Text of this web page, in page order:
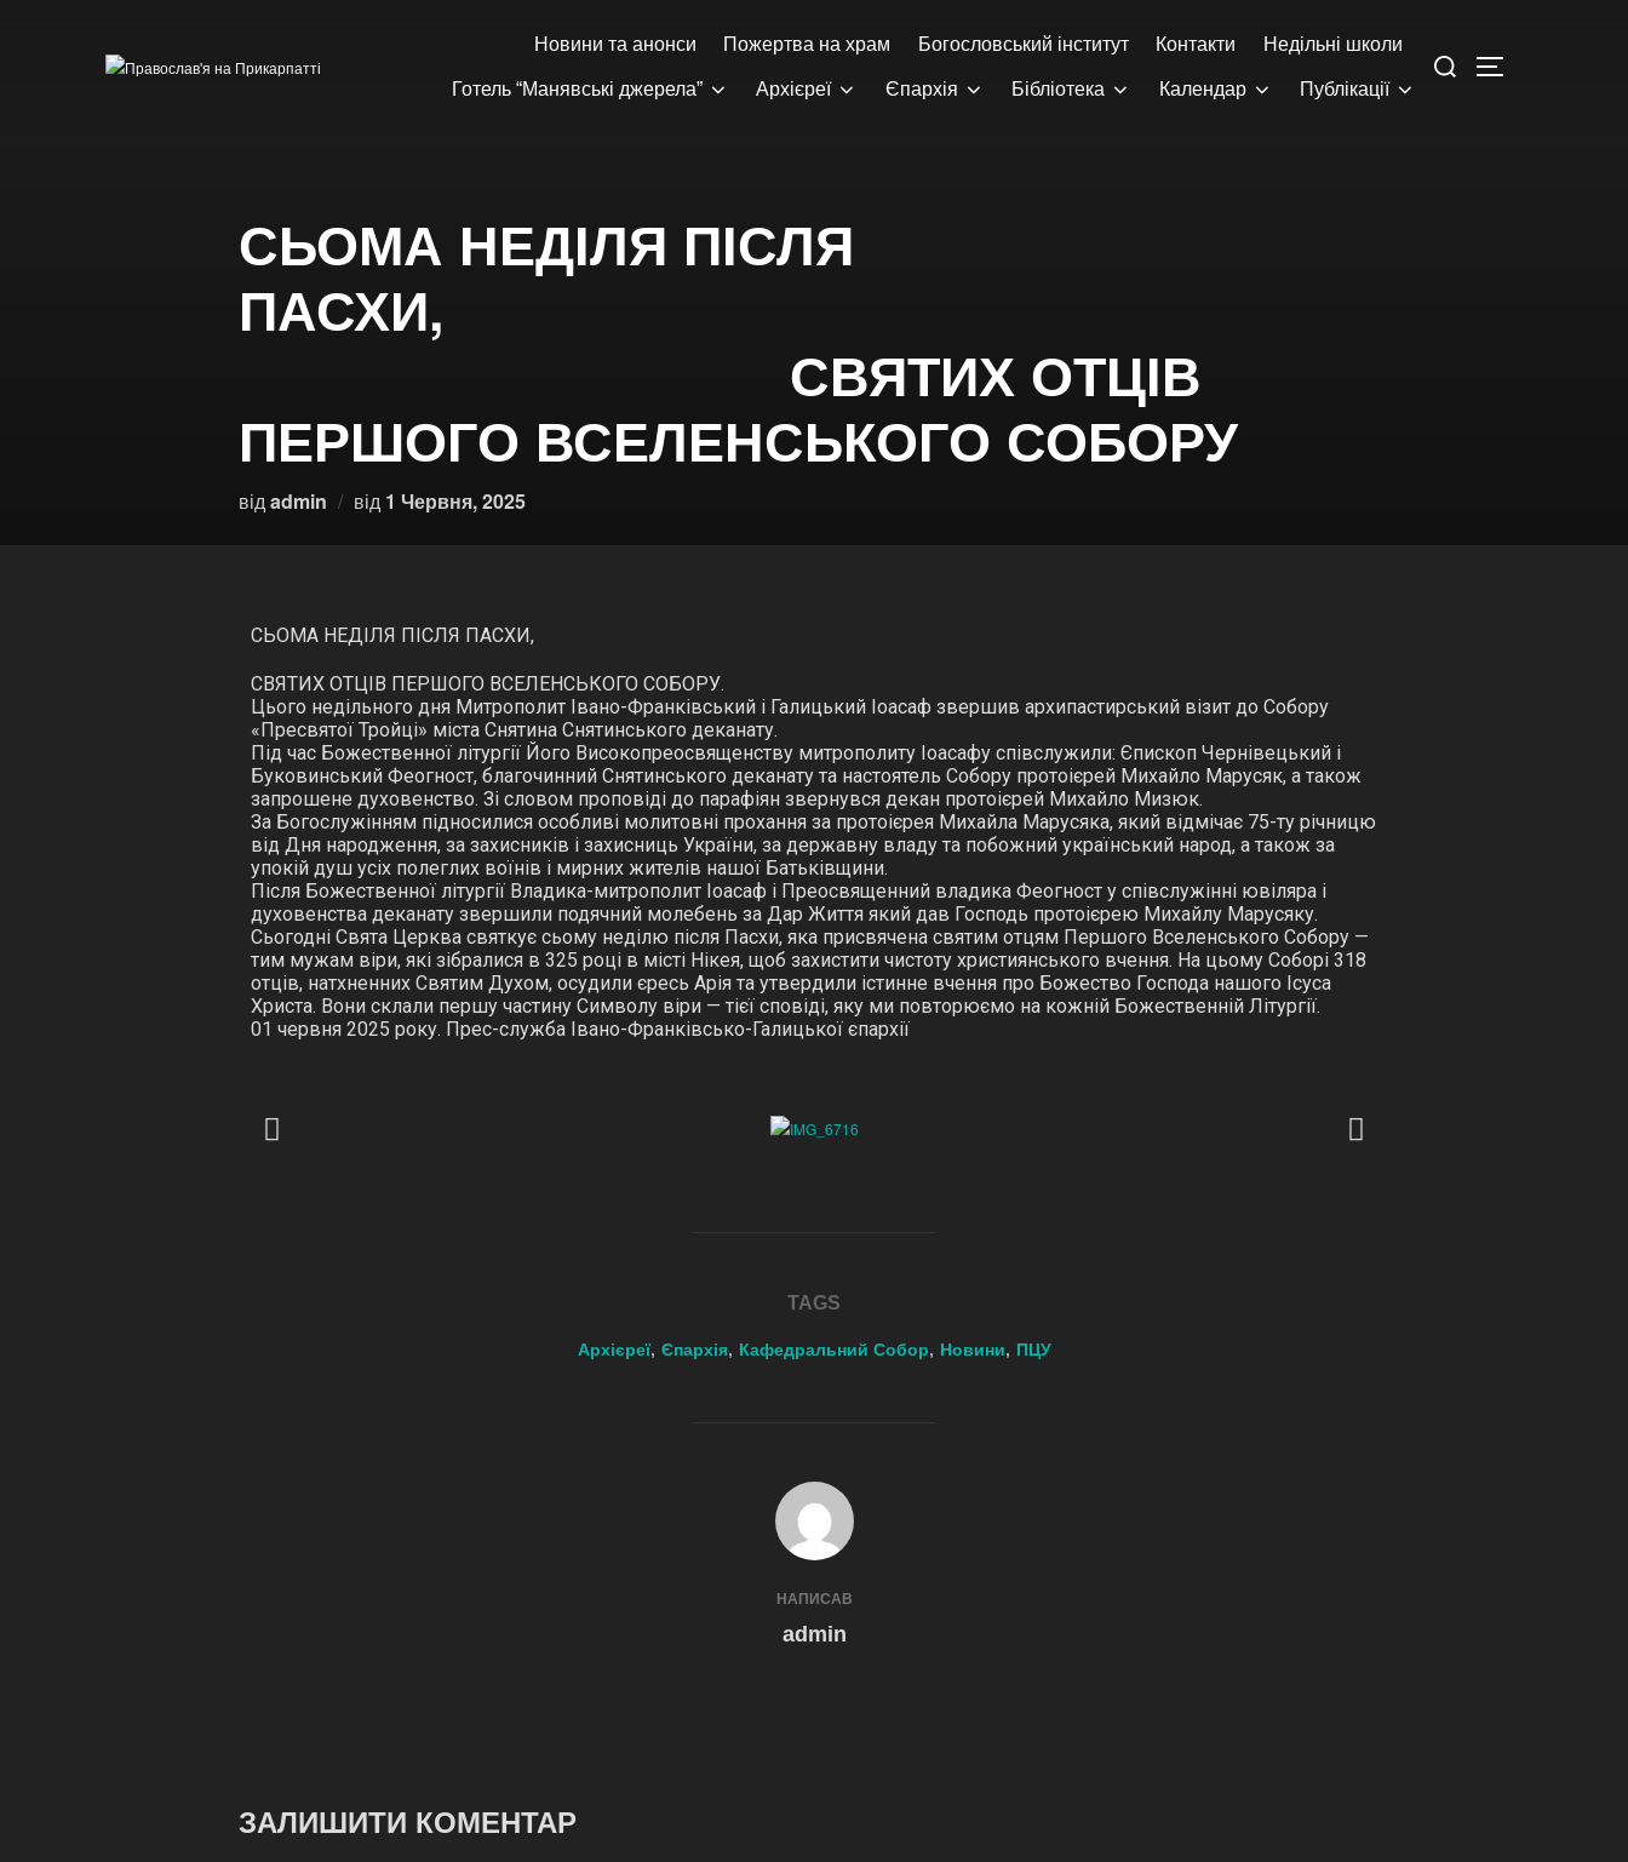
Новини та анонси Пожертва на храм Богословський інститут Контакти Недільні школи
Готель “Манявські джерела” Архієреї Єпархія Бібліотека Календар Публікації
СЬОМА НЕДІЛЯ ПІСЛЯ
ПАСХИ,
СВЯТИХ ОТЦІВ
ПЕРШОГО ВСЕЛЕНСЬКОГО СОБОРУ
від admin від 1 Червня, 2025
СЬОМА НЕДІЛЯ ПІСЛЯ ПАСХИ,
СВЯТИХ ОТЦІВ ПЕРШОГО ВСЕЛЕНСЬКОГО СОБОРУ.
Цього недільного дня Митрополит Івано-Франківський і Галицький Іоасаф звершив архипастирський візит до Собору
«Пресвятої Тройці» міста Снятина Снятинського деканату.
Під час Божественної літургії Його Високопреосвященству митрополиту Іоасафу співслужили: Єпископ Чернівецький і
Буковинський Феогност, благочинний Снятинського деканату та настоятель Собору протоієрей Михайло Марусяк, а також
запрошене духовенство. Зі словом проповіді до парафіян звернувся декан протоієрей Михайло Мизюк.
За Богослужінням підносилися особливі молитовні прохання за протоієрея Михайла Марусяка, який відмічає 75-ту річницю
від Дня народження, за захисників і захисниць України, за державну владу та побожний український народ, а також за
упокій душ усіх полеглих воїнів і мирних жителів нашої Батьківщини.
Після Божественної літургії Владика-митрополит Іоасаф і Преосвященний владика Феогност у співслужінні ювіляра і
духовенства деканату звершили подячний молебень за Дар Життя який дав Господь протоієрею Михайлу Марусяку.
Сьогодні Свята Церква святкує сьому неділю після Пасхи, яка присвячена святим отцям Першого Вселенського Собору —
тим мужам віри, які зібралися в 325 році в місті Нікея, щоб захистити чистоту християнського вчення. На цьому Соборі 318
отців, натхненних Святим Духом, осудили єресь Арія та утвердили істинне вчення про Божество Господа нашого Ісуса
Христа. Вони склали першу частину Символу віри — тієї сповіді, яку ми повторюємо на кожній Божественній Літургії.
01 червня 2025 року. Прес-служба Івано-Франківсько-Галицької єпархії
TAGS
Архієреї, Єпархія, Кафедральний Собор, Новини, ПЦУ
POST AUTHOR
НАПИСАВ
admin
ЗАЛИШИТИ КОМЕНТАР